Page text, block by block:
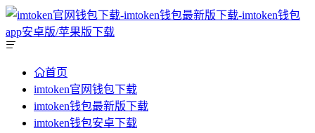
首页
imtoken官网钱包下载
imtoken钱包最新版下载
imtoken钱包安卓下载